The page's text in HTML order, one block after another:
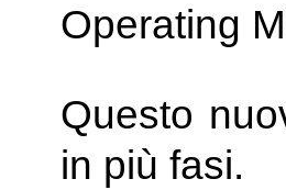
Operating
Questo
in più fasi.